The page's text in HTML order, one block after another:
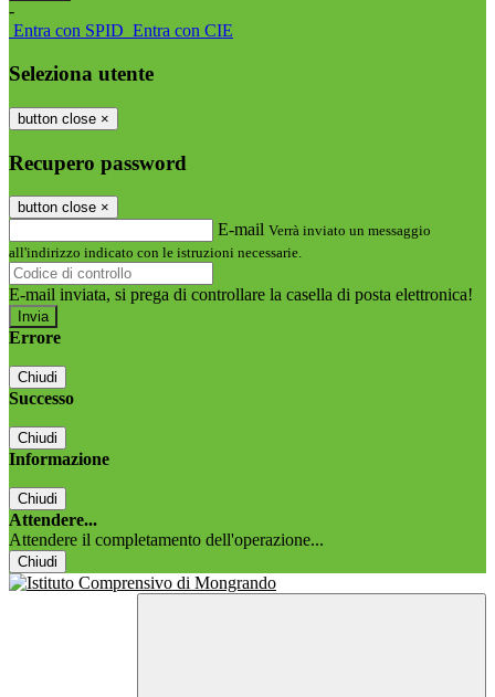
-
Entra con SPID Entra con CIE
Seleziona utente
button close ×
Recupero password
button close ×
E-mail Verrà inviato un messaggio
all'indirizzo indicato con le istruzioni necessarie.
E-mail inviata, si prega di controllare la casella di posta elettronica!
Errore
Chiudi
Successo
Chiudi
Informazione
Chiudi
Attendere...
Attendere il completamento dell'operazione...
Chiudi